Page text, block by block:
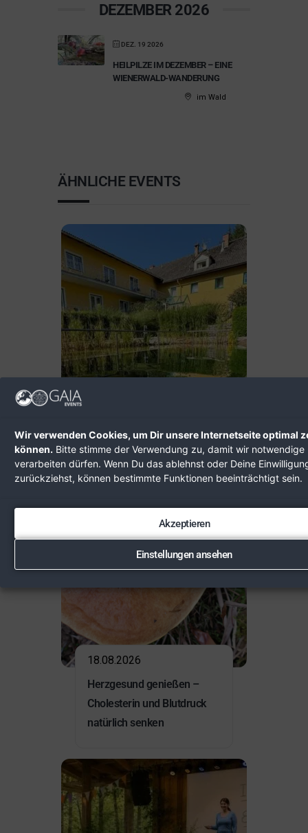
Wir verwenden Cookies, um Dir unsere Internetseite optimal
können. Bitte stimme der Verwendung zu, damit wir notwendige
verarbeiten dürfen. Wenn Du das ablehnst oder Deine
zurückziehst, können bestimmte Funktionen beeinträchtigt sein.
Akzeptieren
Einstellungen ansehen
DEZEMBER 2026
DEZ. 19 2026
HEILPILZE IM DEZEMBER – EINE
WIENERWALD-WANDERUNG
im Wald
ÄHNLICHE EVENTS
in Losenstein
18.08.2026
Herzgesund genießen –
Cholesterin und Blutdruck
natürlich senken